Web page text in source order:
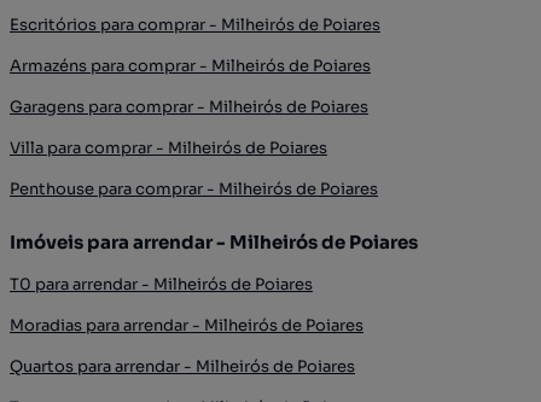
Escritórios para comprar - Milheirós de Poiares
Armazéns para comprar - Milheirós de Poiares
Garagens para comprar - Milheirós de Poiares
Villa para comprar - Milheirós de Poiares
Penthouse para comprar - Milheirós de Poiares
Imóveis para arrendar - Milheirós de Poiares
T0 para arrendar - Milheirós de Poiares
Moradias para arrendar - Milheirós de Poiares
Quartos para arrendar - Milheirós de Poiares